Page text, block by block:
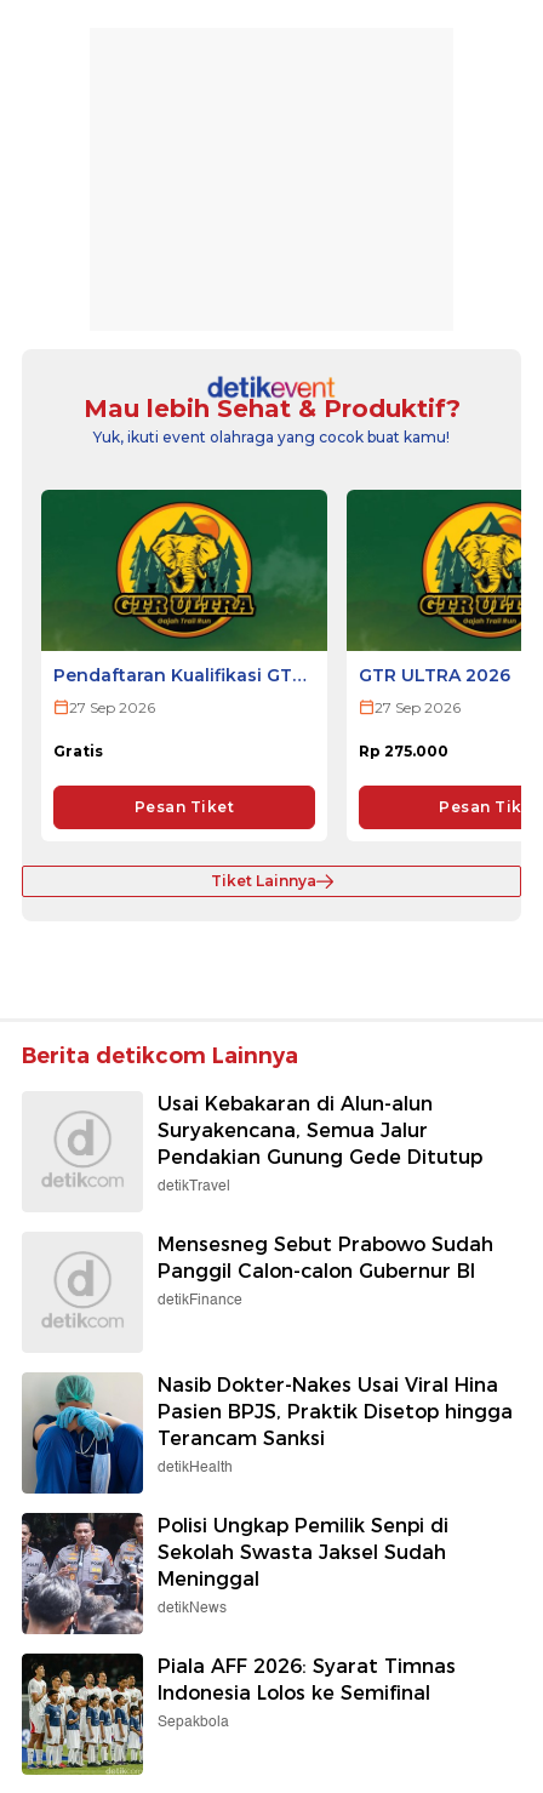
Mau lebih Sehat & Produktif?
Yuk, ikuti event olahraga yang cocok buat kamu!
Pendaftaran Kualifikasi GTR
ULTRA 2026
27 Sep 2026
Gratis
Pesan Tiket
GTR ULTRA 2026
27 Sep 2026
Rp 275.000
Pesan Tiket
Tiket Lainnya
Berita detikcom Lainnya
Usai Kebakaran di Alun-alun
Suryakencana, Semua Jalur
Pendakian Gunung Gede Ditutup
detikTravel
Mensesneg Sebut Prabowo Sudah
Panggil Calon-calon Gubernur BI
detikFinance
Nasib Dokter-Nakes Usai Viral Hina
Pasien BPJS, Praktik Disetop hingga
Terancam Sanksi
detikHealth
Polisi Ungkap Pemilik Senpi di
Sekolah Swasta Jaksel Sudah
Meninggal
detikNews
Piala AFF 2026: Syarat Timnas
Indonesia Lolos ke Semifinal
Sepakbola